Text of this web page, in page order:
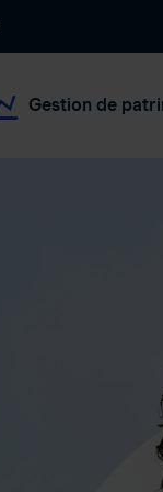
Gestion de